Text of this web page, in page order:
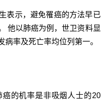
表示，避免罹癌的方法早已
他以肺癌为例，世卫资料显
病率及死亡率均位列第一。
的机率是非吸烟人士的20